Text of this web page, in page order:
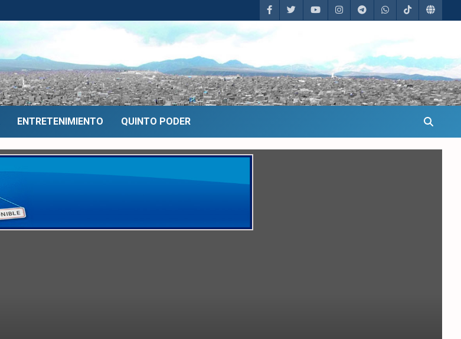
ENTRETENIMIENTO QUINTO PODER